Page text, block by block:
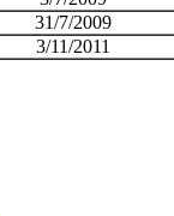
31/7/2009
3/11/2011